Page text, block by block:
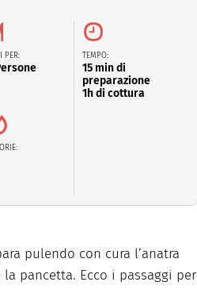
PER: TEMPO:
15 min di
preparazione
1h di cottura
pulendo con cura l’anatra
pancetta. Ecco i passaggi per